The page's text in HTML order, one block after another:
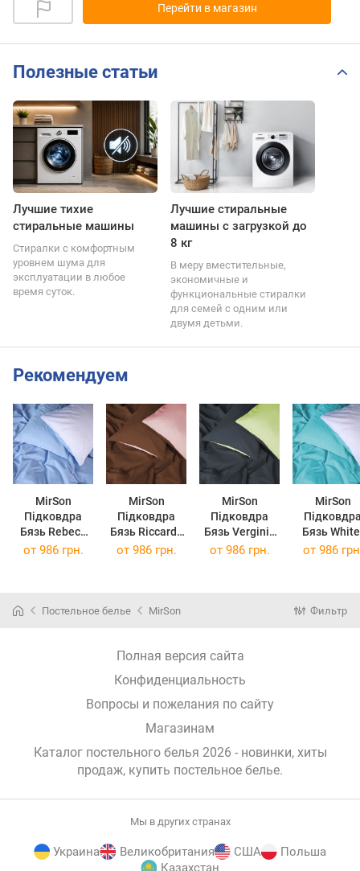
Перейти в магазин
Полезные статьи
Лучшие тихие
стиральные машины
Стиралки с комфортным
уровнем шума для
эксплуатации в любое
время суток.
Лучшие стиральные
машины с загрузкой до
8 кг
В меру вместительные,
экономичные и
функциональные стиралки
для семей с одним или
двумя детьми.
Рекомендуем
MirSon
Підковдра
Бязь Rebeca
175 x 210 см
MirSon
Підковдра
Бязь Riccarda
175 x 210 см
MirSon
Підковдра
Бязь Verginia
175 x 210 см
MirSon
Бязь
mint 175 x 210
от 986 грн. от 986 грн. от 986 грн. от 986
Постельное белье MirSon Фильтр
Полная версия сайта
Конфиденциальность
Вопросы и пожелания по сайту
Магазинам
Каталог постельного белья 2026 - новинки, хиты
продаж, купить постельное белье.
Мы в других странах
Украина Великобритания США
Польша
Казахстан